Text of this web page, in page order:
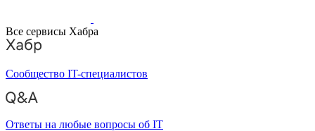
Все сервисы Хабра
Сообщество IT-специалистов
Ответы на любые вопросы об IT